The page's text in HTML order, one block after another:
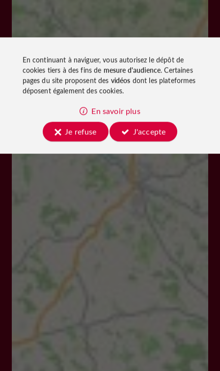
En continuant à naviguer, vous autorisez le dépôt de
cookies tiers à des fins de mesure d'audience. Certaines
pages du site proposent des vidéos dont les plateformes
déposent également des cookies.
En savoir plus
Je refuse
J'accepte